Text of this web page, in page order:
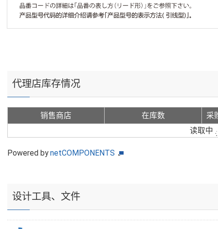
代理店库存情况
销售商店 在库数
采
读取中
Powered bynetCOMPONENTS
设计工具、文件